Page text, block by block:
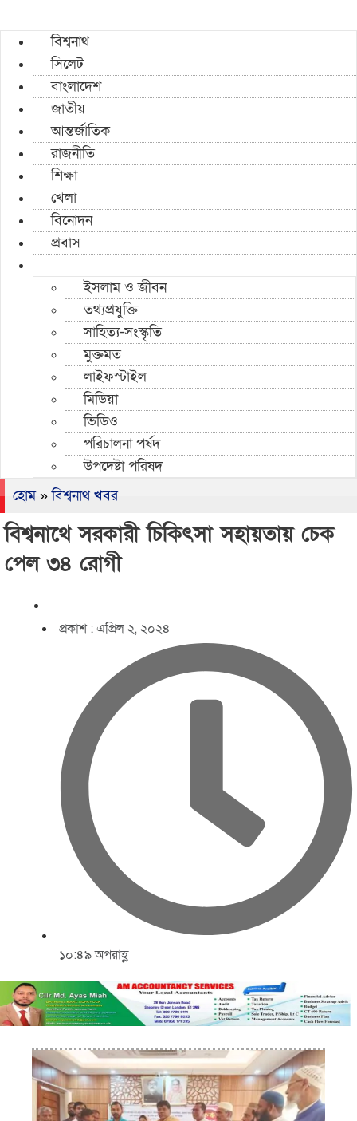
বিশ্বনাথ
সিলেট
বাংলাদেশ
জাতীয়
আন্তর্জাতিক
রাজনীতি
শিক্ষা
খেলা
বিনোদন
প্রবাস
ইসলাম ও জীবন
তথ্যপ্রযুক্তি
সাহিত্য-সংস্কৃতি
মুক্তমত
লাইফস্টাইল
মিডিয়া
ভিডিও
পরিচালনা পর্ষদ
উপদেষ্টা পরিষদ
হোম»বিশ্বনাথ খবর
বিশ্বনাথে সরকারী চিকিৎসা সহায়তায় চেক
পেল ৩৪ রোগী
প্রকাশ :এপ্রিল ২, ২০২৪
১০:৪৯ অপরাহ্ণ